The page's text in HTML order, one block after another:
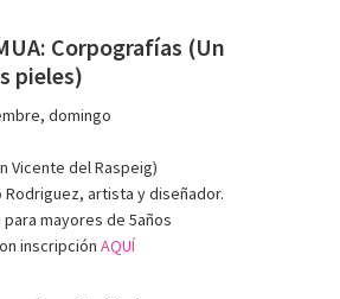
Corpografías (Un
pieles)
domingo
Vicente del Raspeig)
Rodriguez, artista y diseñador.
mayores de 5años
inscripciónAQUÍ